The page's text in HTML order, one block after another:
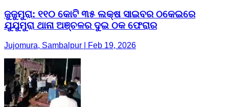
ଜୁଜୁମୁରା: ୧୧୦ କୋଟି ୩୫ ଲକ୍ଷ ସାଇବର ଠକେଇରେ
ଯୁଯୁମୁରା ଥାନା ଅଞ୍ଚଳର ଦୁଇ ଠକ ଫେରାର
Jujomura, Sambalpur | Feb 19, 2026